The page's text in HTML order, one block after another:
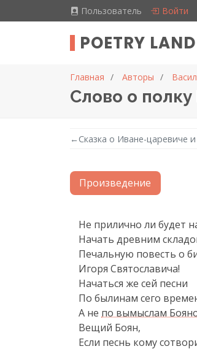
Пользователь Войти
POETRY LAND
Главная Авторы
Слово о
← Сказка о Иване-царевиче
Произведение
Текст
Не прилично ли будет
Начать древним
Печальную повесть о
Игоря Святославича!
Начаться же сей песни
По былинам сего
А не по вымыслам
Вещий Боян,